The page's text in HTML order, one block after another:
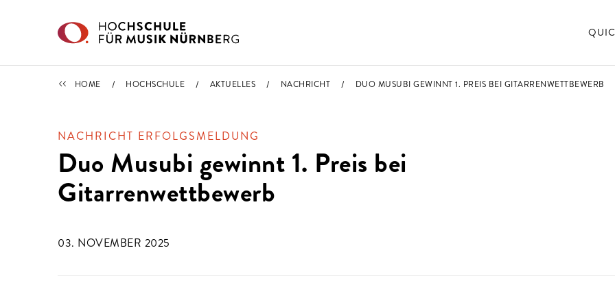
NACHRICHTEN
HOME HOCHSCHULE AKTUELLES NACHRICHT DUO MUSUBI GEWINNT 1. PREIS BEI GITARRENWETTBEWERB
NACHRICHT ERFOLGSMELDUNG
Duo Musubi gewinnt 1. Preis bei
Gitarrenwettbewerb
03. NOVEMBER 2025